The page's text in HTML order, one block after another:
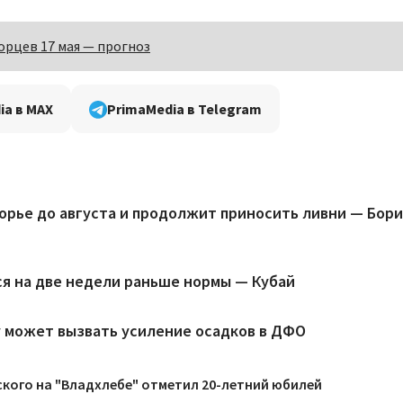
17 мая — прогноз
в MAX PrimaMedia в Telegram
до августа и продолжит приносить ливни —
на две недели раньше нормы — Кубай
может вызвать усиление осадков в ДФО
на "Владхлебе" отметил 20-летний юбилей